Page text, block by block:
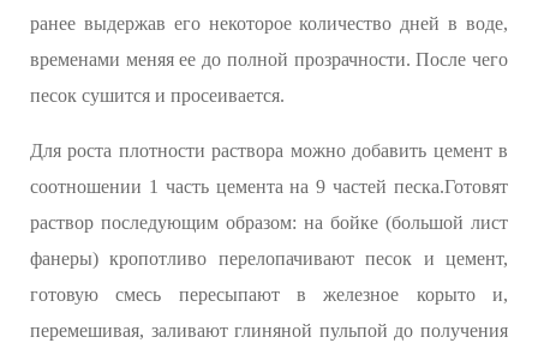
ранее выдержав его некоторое количество дней в воде,
временами меняя ее до полной прозрачности. После чего
песок сушится и просеивается.
Для роста плотности раствора можно добавить цемент в
соотношении 1 часть цемента на 9 частей песка.Готовят
раствор последующим образом: на бойке (большой лист
фанеры) кропотливо перелопачивают песок и цемент,
готовую смесь пересыпают в железное корыто и,
перемешивая, заливают глиняной пульпой до получения